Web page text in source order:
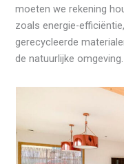
moeten we rekening
zoals energie-
gerecycleerde
de natuurlijke omgeving.